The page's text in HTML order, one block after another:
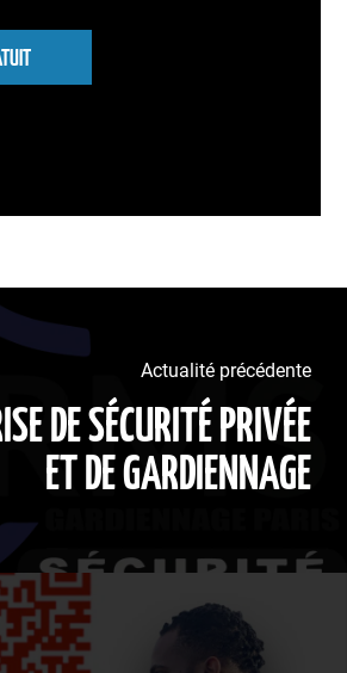
Actualité précédente
DE SÉCURITÉ PRIVÉE
ET DE GARDIENNAGE